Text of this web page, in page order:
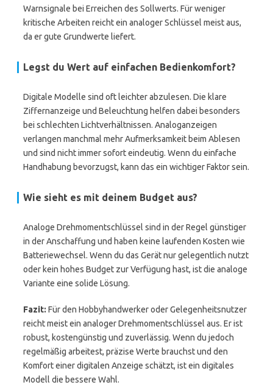
Warnsignale bei Erreichen des Sollwerts. Für weniger
kritische Arbeiten reicht ein analoger Schlüssel meist aus,
da er gute Grundwerte liefert.
Legst du Wert auf einfachen Bedienkomfort?
Digitale Modelle sind oft leichter abzulesen. Die klare
Ziffernanzeige und Beleuchtung helfen dabei besonders
bei schlechten Lichtverhältnissen. Analoganzeigen
verlangen manchmal mehr Aufmerksamkeit beim Ablesen
und sind nicht immer sofort eindeutig. Wenn du einfache
Handhabung bevorzugst, kann das ein wichtiger Faktor sein.
Wie sieht es mit deinem Budget aus?
Analoge Drehmomentschlüssel sind in der Regel günstiger
in der Anschaffung und haben keine laufenden Kosten wie
Batteriewechsel. Wenn du das Gerät nur gelegentlich nutzt
oder kein hohes Budget zur Verfügung hast, ist die analoge
Variante eine solide Lösung.
Fazit: Für den Hobbyhandwerker oder Gelegenheitsnutzer
reicht meist ein analoger Drehmomentschlüssel aus. Er ist
robust, kostengünstig und zuverlässig. Wenn du jedoch
regelmäßig arbeitest, präzise Werte brauchst und den
Komfort einer digitalen Anzeige schätzt, ist ein digitales
Modell die bessere Wahl.